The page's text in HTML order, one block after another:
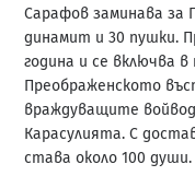
Сарафов заминава за
динамит и 30 пушки.
година и се включва
Преображенското
враждуващите
Карасулията. С
става около 100